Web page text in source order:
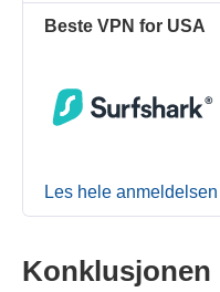
Beste VPN for USA
Les hele anmeldelsen
Konklusjonen